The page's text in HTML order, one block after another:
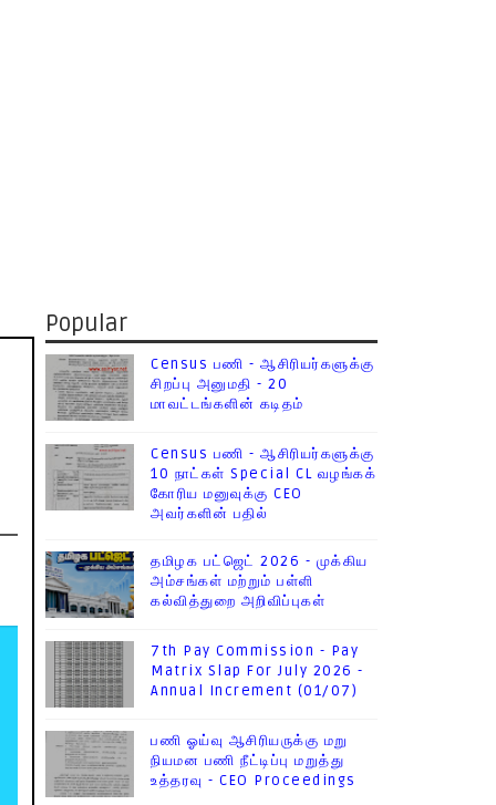
Popular
Census பணி - ஆசிரியர்களுக்கு
சிறப்பு அனுமதி - 20
மாவட்டங்களின் கடிதம்
Census பணி - ஆசிரியர்களுக்கு
10 நாட்கள் Special CL வழங்கக்
கோரிய மனுவுக்கு CEO
அவர்களின் பதில்
தமிழக பட்ஜெட் 2026 - முக்கிய
அம்சங்கள் மற்றும் பள்ளி
கல்வித்துறை அறிவிப்புகள்
7th Pay Commission - Pay
Matrix Slap For July 2026 -
Annual Increment (01/07)
பணி ஓய்வு ஆசிரியருக்கு மறு
நியமன பணி நீட்டிப்பு மறுத்து
உத்தரவு - CEO Proceedings